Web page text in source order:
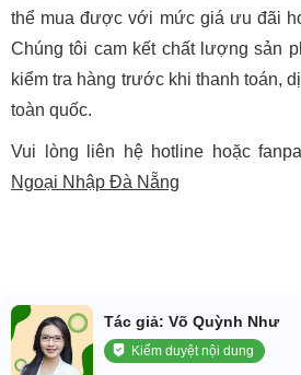
thể mua được với mức giá ưu đãi
Chúng tôi cam kết chất lượng sản
kiểm tra hàng trước khi thanh toán,
toàn quốc.
Vui lòng liên hệ hotline hoặc
Ngoại Nhập Đà Nẵng
Tác giả: Võ Quỳnh Như
Kiểm duyệt nội dung